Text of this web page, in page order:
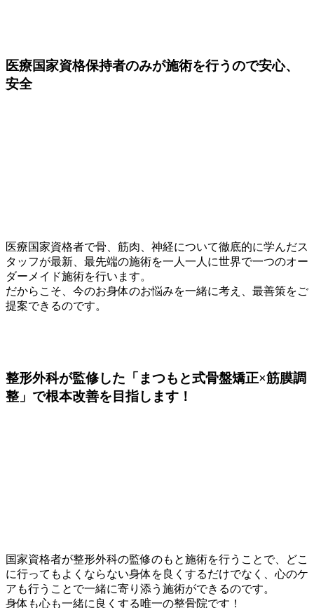
医療国家資格保持者のみが施術を行うので安心、
安全
医療国家資格者で骨、筋肉、神経について徹底的に学んだス
タッフが最新、最先端の施術を一人一人に世界で一つのオー
ダーメイド施術を行います。
だからこそ、今のお身体のお悩みを一緒に考え、最善策をご
提案できるのです。
整形外科が監修した 「まつもと式骨盤矯正×筋膜調
整」 で根本改善を目指します！
国家資格者が整形外科の監修のもと施術を行うことで、どこ
に行ってもよくならない身体を良くするだけでなく、心のケ
アも行うことで一緒に寄り添う施術ができるのです。
身体も心も一緒に良くする唯一の整骨院です！